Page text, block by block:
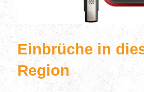
Einbrüche in
Region